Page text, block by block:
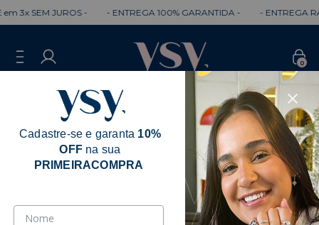
SEM JUROS - - ENTREGA 100% GARANTIDA - - ENTREGA
0
Cadastre-se e garanta 10%
OFF na sua
PRIMEIRACOMPRA